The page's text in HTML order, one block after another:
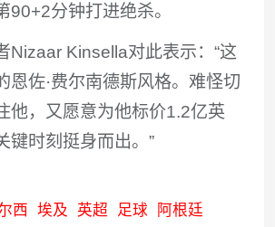
90+2分钟打进绝杀。
Nizaar Kinsella对此表示：“这
恩佐·费尔南德斯风格。难怪切
他，又愿意为他标价1.2亿英
键时刻挺身而出。”
西 埃及 英超 足球 阿根廷